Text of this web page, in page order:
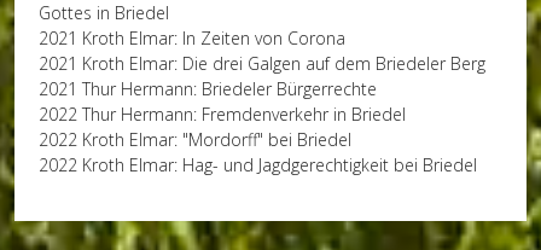
Gottes in Briedel
2021 Kroth Elmar: In Zeiten von Corona
2021 Kroth Elmar: Die drei Galgen auf dem Briedeler Berg
2021 Thur Hermann: Briedeler Bürgerrechte
2022 Thur Hermann: Fremdenverkehr in Briedel
2022 Kroth Elmar: "Mordorff" bei Briedel
2022 Kroth Elmar: Hag- und Jagdgerechtigkeit bei Briedel